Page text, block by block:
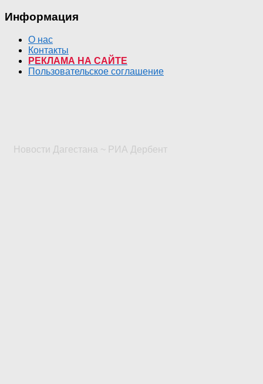
Информация
О нас
Контакты
РЕКЛАМА НА САЙТЕ
Пользовательское соглашение
Новости Дагестана ~ РИА Дербент